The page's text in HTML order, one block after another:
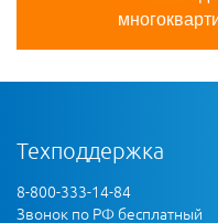
Техподдержка
8-800-333-14-84
Звонок по РФ бесплатный